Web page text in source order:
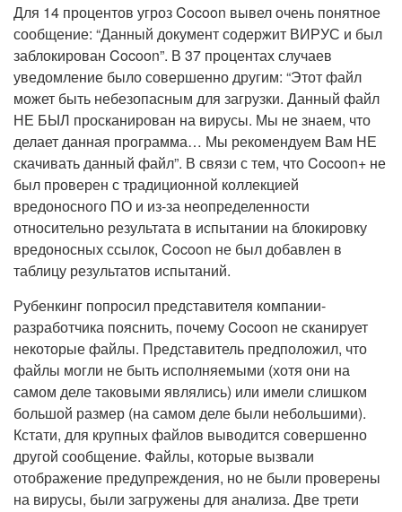
Для 14 процентов угроз Cocoon вывел очень понятное
сообщение: “Данный документ содержит ВИРУС и был
заблокирован Cocoon”. В 37 процентах случаев
уведомление было совершенно другим: “Этот файл
может быть небезопасным для загрузки. Данный файл
НЕ БЫЛ просканирован на вирусы. Мы не знаем, что
делает данная программа… Мы рекомендуем Вам НЕ
скачивать данный файл”. В связи с тем, что Cocoon+ не
был проверен с традиционной коллекцией
вредоносного ПО и из-за неопределенности
относительно результата в испытании на блокировку
вредоносных ссылок, Cocoon не был добавлен в
таблицу результатов испытаний.
Рубенкинг попросил представителя компании-
разработчика пояснить, почему Cocoon не сканирует
некоторые файлы. Представитель предположил, что
файлы могли не быть исполняемыми (хотя они на
самом деле таковыми являлись) или имели слишком
большой размер (на самом деле были небольшими).
Кстати, для крупных файлов выводится совершенно
другой сообщение. Файлы, которые вызвали
отображение предупреждения, но не были проверены
на вирусы, были загружены для анализа. Две трети